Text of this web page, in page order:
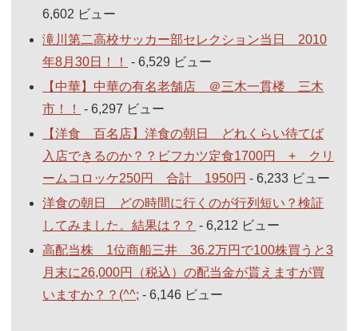
6,602 ビュー
滝川第二高校サッカー部セレクション当日 2010
年8月30日！！
- 6,529 ビュー
【中華】中華の有名老舗店 ＠三木一貫楼 三木
市！！
- 6,297 ビュー
【洋食 百名店】洋食の朝日 どれくらい待てば
入店できるのか？？ビフカツ定食1700円 + クリ
ームコロッケ250円 合計 1950円 - 6,233 ビュー
洋食の朝日 どの時間に行くのが行列短い？検証
してみました。結果は？？ - 6,212 ビュー
高配当株 1位商船三井 36.2万円で100株買うと3
月末に26,000円（税込）の配当金が貰えますが買
いますか？？(^^; - 6,146 ビュー